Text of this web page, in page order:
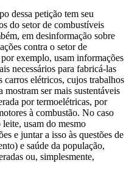
dessa petição tem seu
do setor de combustíveis
em desinformação sobre
contra o setor de
exemplo, usam informações
necessários para fabricá-las
carros elétricos, cujos trabalhos
ser mais sustentáveis
por termoelétricas, por
à combustão. No caso
usam do mesmo
e juntar a isso às questões de
e saúde da população,
ou, simplesmente,